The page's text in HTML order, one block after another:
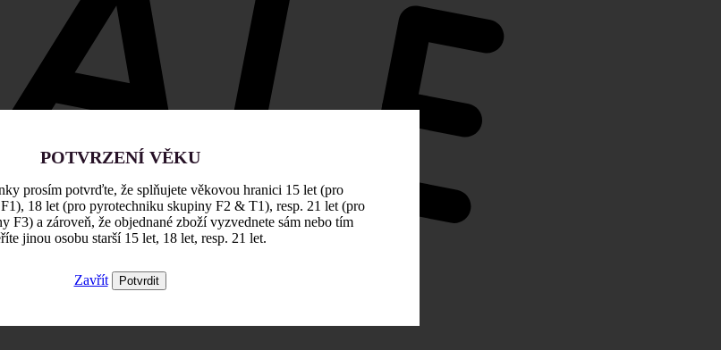
POTVRZENÍ VĚKU
prosím potvrďte, že splňujete věkovou hranici 15 let (pro
18 let (pro pyrotechniku skupiny F2 & T1), resp. 21 let (pro
F3) a zároveň, že objednané zboží vyzvednete sám nebo tím
jinou osobu starší 15 let, 18 let, resp. 21 let.
Zavřít Potvrdit